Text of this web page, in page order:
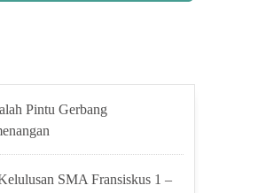
Pintu Gerbang
SMA Fransiskus 1 –